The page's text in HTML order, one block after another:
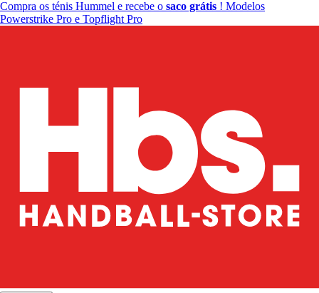
Compra os ténis Hummel e recebe o saco grátis ! Modelos
Powerstrike Pro e Topflight Pro